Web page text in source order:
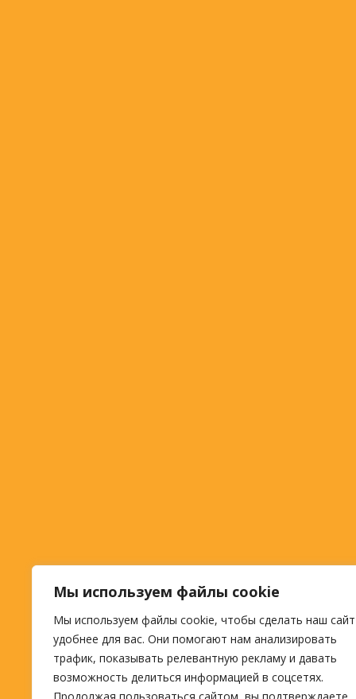
Мы используем файлы cookie
Мы используем файлы cookie, чтобы сделать наш сайт
удобнее для вас. Они помогают нам анализировать
трафик, показывать релевантную рекламу и давать
возможность делиться информацией в соцсетях.